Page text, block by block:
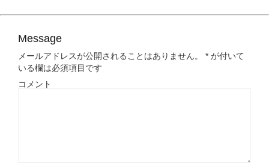
Message
メールアドレスが公開されることはありません。 * が付いて
いる欄は必須項目です
コメント